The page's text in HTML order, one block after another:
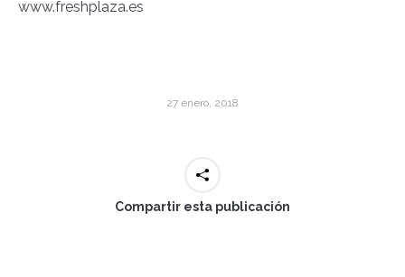
www.freshplaza.es
27 enero, 2018
Compartir esta publicación